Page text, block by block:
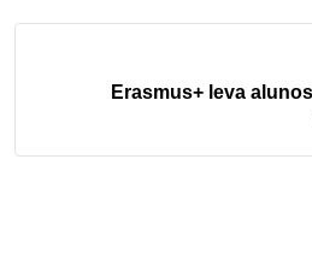
Erasmus+ leva